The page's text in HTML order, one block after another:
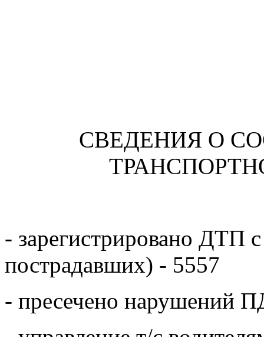
СВЕДЕНИЯ О
- зарегистрировано ДТП
пострадавших) - 5557
- пресечено нарушений